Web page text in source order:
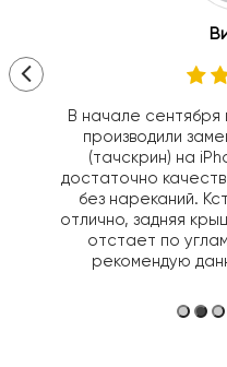
В начале
производили
(тачскрин) на
достаточно
без нареканий.
отлично, задняя
отстает по
рекомендую